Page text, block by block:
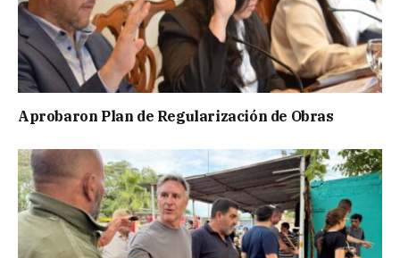
Aprobaron Plan de Regularización de Obras